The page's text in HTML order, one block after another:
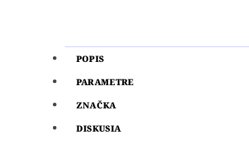
POPIS
PARAMETRE
ZNAČKA
DISKUSIA